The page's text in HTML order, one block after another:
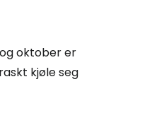
oktober er
kjøle seg